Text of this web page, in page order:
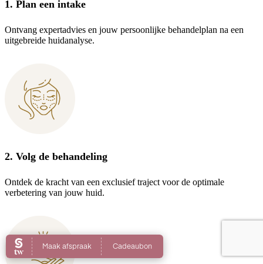
1. Plan een intake
Ontvang expertadvies en jouw persoonlijke behandelplan na een
uitgebreide huidanalyse.
2. Volg de behandeling
Ontdek de kracht van een exclusief traject voor de optimale
verbetering van jouw huid.